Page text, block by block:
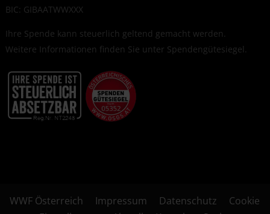
BIC: GIBAATWWXXX
Ihre Spende kann steuerlich geltend gemacht werden.
Weitere Informationen finden Sie unter Spendengütesiegel
WWF Österreich Impressum Datenschutz
Cookie